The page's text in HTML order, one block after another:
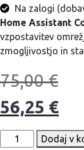
Na zalogi
Home Assistant
vzpostavitev
zmogljivostjo in
75,00€
56,25 €
Dodaj v